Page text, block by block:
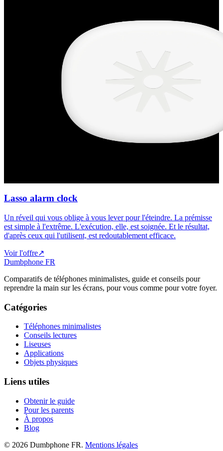
Lasso alarm clock
Un réveil qui vous oblige à vous lever pour l'éteindre. La prémisse
est simple à l'extrême. L'exécution, elle, est soignée. Et le résultat,
d'après ceux qui l'utilisent, est redoutablement efficace.
Voir l'offre↗
Dumbphone FR
Comparatifs de téléphones minimalistes, guide et conseils pour
reprendre la main sur les écrans, pour vous comme pour votre foyer.
Catégories
Téléphones minimalistes
Conseils lectures
Liseuses
Applications
Objets physiques
Liens utiles
Obtenir le guide
Pour les parents
À propos
Blog
© 2026 Dumbphone FR. Mentions légales